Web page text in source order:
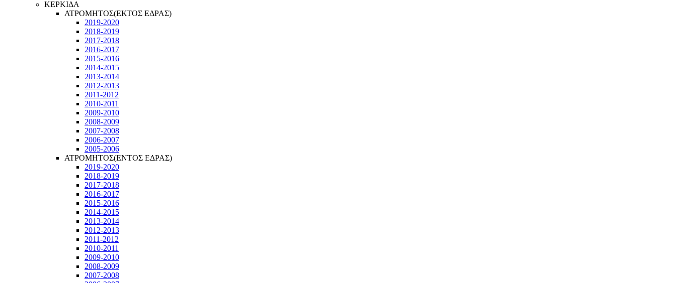
ΚΕΡΚΙΔΑ
ΑΤΡΟΜΗΤΟΣ(ΕΚΤΟΣ ΕΔΡΑΣ)
2019-2020
2018-2019
2017-2018
2016-2017
2015-2016
2014-2015
2013-2014
2012-2013
2011-2012
2010-2011
2009-2010
2008-2009
2007-2008
2006-2007
2005-2006
ΑΤΡΟΜΗΤΟΣ(ΕΝΤΟΣ ΕΔΡΑΣ)
2019-2020
2018-2019
2017-2018
2016-2017
2015-2016
2014-2015
2013-2014
2012-2013
2011-2012
2010-2011
2009-2010
2008-2009
2007-2008